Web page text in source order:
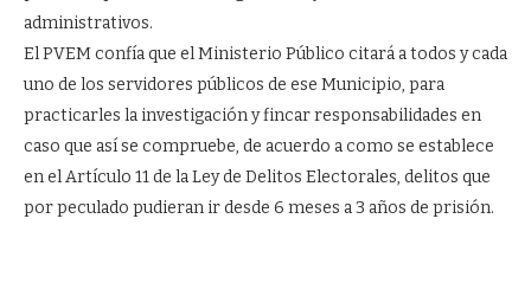
administrativos.
El PVEM confía que el Ministerio Público citará a todos y cada
uno de los servidores públicos de ese Municipio, para
practicarles la investigación y fincar responsabilidades en
caso que así se compruebe, de acuerdo a como se establece
en el Artículo 11 de la Ley de Delitos Electorales, delitos que
por peculado pudieran ir desde 6 meses a 3 años de prisión.